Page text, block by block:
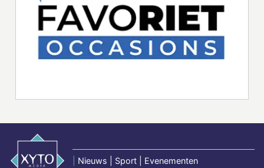
Nieuws | Sport | Evenementen